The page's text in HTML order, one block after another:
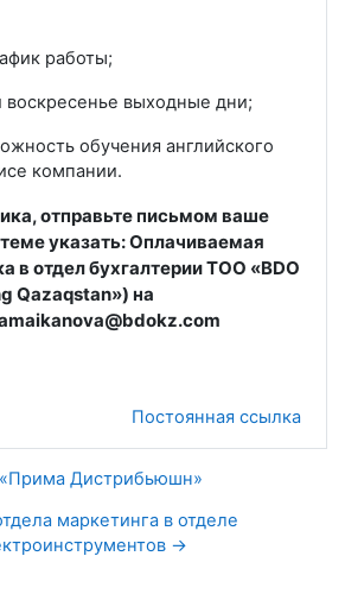
работы;
воскресенье выходные дни;
обучения английского
компании.
отправьте письмом ваше
указать: Оплачиваемая
в отдел бухгалтерии TOO «BDO
Qazaqstan») на
@bdokz.com
Постоянная ссылка
Дистрибьюшн»
маркетинга в отделе
→